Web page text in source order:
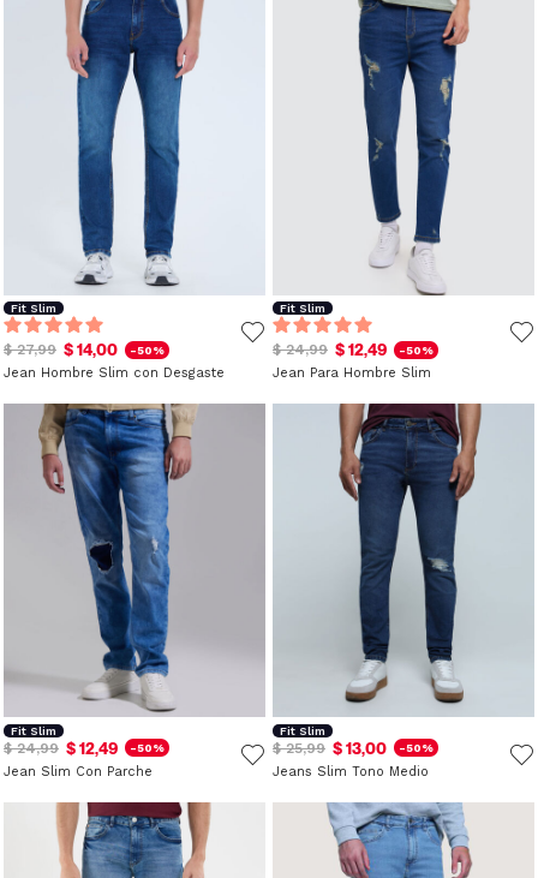
Fit Slim
$ 27,99 $ 14,00 -50%
Jean Hombre Slim con Desgaste
Fit Slim
$ 24,99 $ 12,49 -50%
Jean Para Hombre Slim
Fit Slim
$ 24,99 $ 12,49 -50%
Jean Slim Con Parche
Fit Slim
$ 25,99 $ 13,00 -50%
Jeans Slim Tono Medio